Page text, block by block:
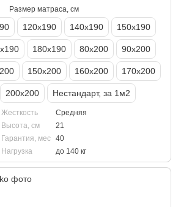
Размер матраса, см
120х190 140х190 150х190
180х190 80х200 90х200
150х200 160х200 170х200
200х200 Нестандарт, за 1м2
Жесткость
Средняя
Высота, см
21
Гарантия, мес 40
Нагрузка
до 140 кг